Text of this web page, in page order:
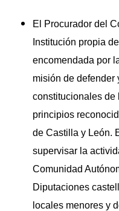
El Procurador del
Institución propia
encomendada por
misión de defender
constitucionales de
principios
de Castilla y León.
supervisar la
Comunidad
Diputaciones
locales menores y